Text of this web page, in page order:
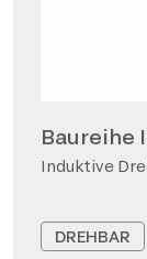
Baureihe
Induktive
DREHBAR